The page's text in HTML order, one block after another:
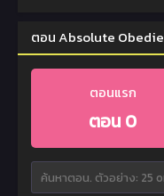
ตอน Absolute
ตอนแรก
ตอน 0